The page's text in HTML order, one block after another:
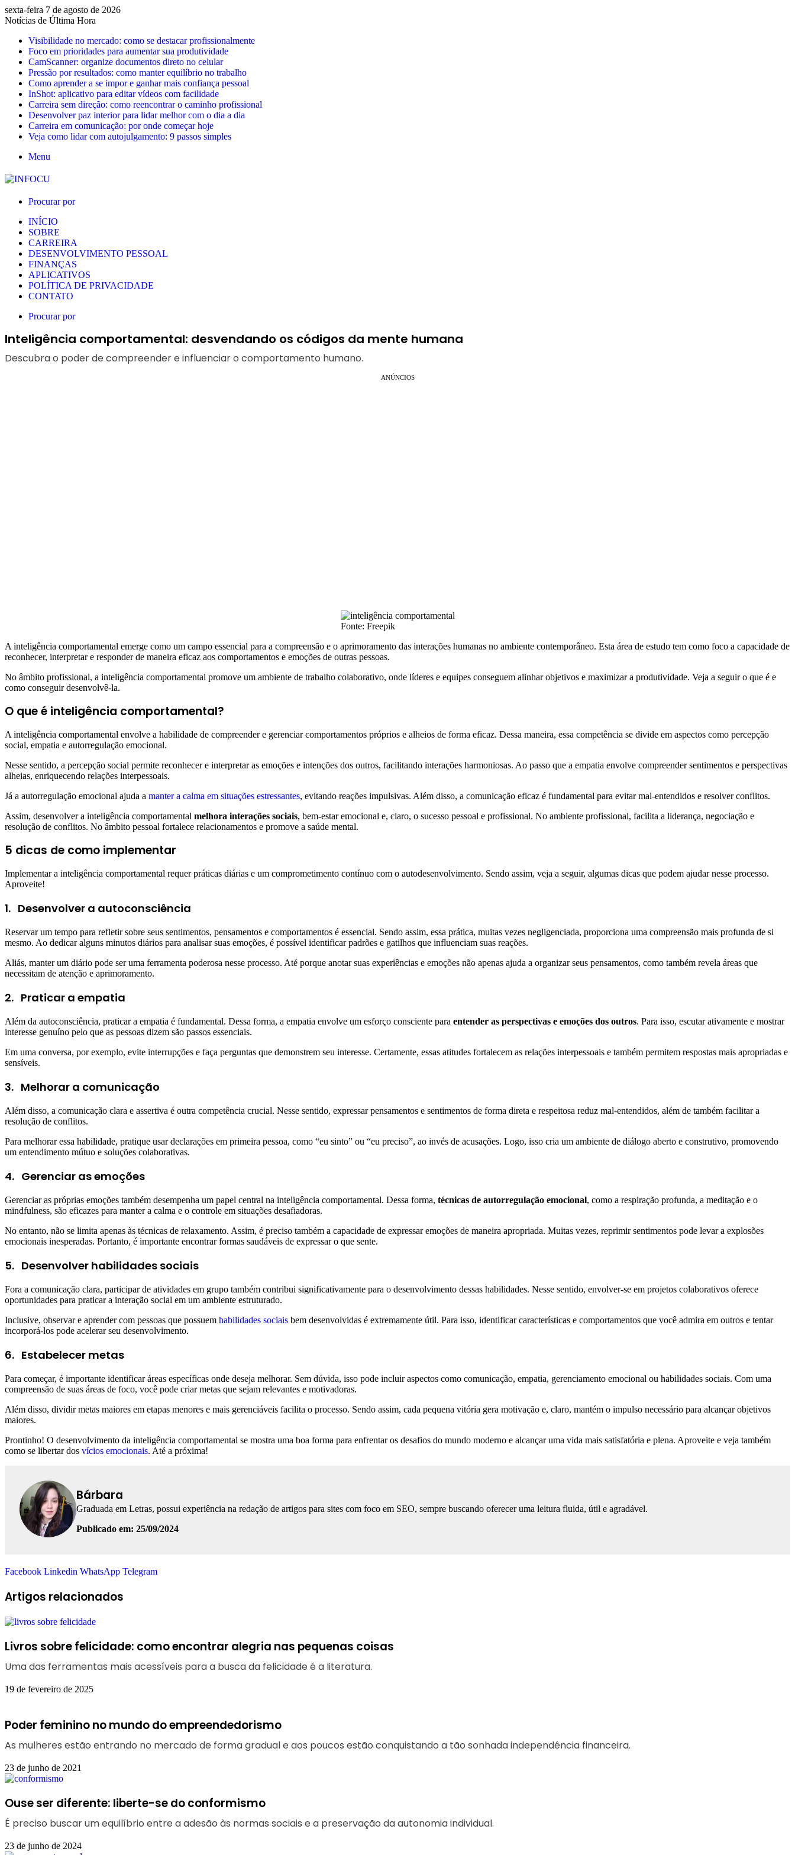
sexta-feira 7 de agosto de 2026
Notícias de Última Hora
Visibilidade no mercado: como se destacar profissionalmente
Foco em prioridades para aumentar sua produtividade
CamScanner: organize documentos direto no celular
Pressão por resultados: como manter equilíbrio no trabalho
Como aprender a se impor e ganhar mais confiança pessoal
InShot: aplicativo para editar vídeos com facilidade
Carreira sem direção: como reencontrar o caminho profissional
Desenvolver paz interior para lidar melhor com o dia a dia
Carreira em comunicação: por onde começar hoje
Veja como lidar com autojulgamento: 9 passos simples
Menu
Procurar por
INÍCIO
SOBRE
CARREIRA
DESENVOLVIMENTO PESSOAL
FINANÇAS
APLICATIVOS
POLÍTICA DE PRIVACIDADE
CONTATO
Procurar por
Inteligência comportamental: desvendando os códigos da mente humana
Descubra o poder de compreender e influenciar o comportamento humano.
ANÚNCIOS
Fonte: Freepik
A inteligência comportamental emerge como um campo essencial para a compreensão e o aprimoramento das interações humanas no ambiente contemporâneo. Esta área de estudo tem como foco a capacidade de
reconhecer, interpretar e responder de maneira eficaz aos comportamentos e emoções de outras pessoas.
No âmbito profissional, a inteligência comportamental promove um ambiente de trabalho colaborativo, onde líderes e equipes conseguem alinhar objetivos e maximizar a produtividade. Veja a seguir o que é e
como conseguir desenvolvê-la.
O que é inteligência comportamental?
A inteligência comportamental envolve a habilidade de compreender e gerenciar comportamentos próprios e alheios de forma eficaz. Dessa maneira, essa competência se divide em aspectos como percepção
social, empatia e autorregulação emocional.
Nesse sentido, a percepção social permite reconhecer e interpretar as emoções e intenções dos outros, facilitando interações harmoniosas. Ao passo que a empatia envolve compreender sentimentos e perspectivas
alheias, enriquecendo relações interpessoais.
Já a autorregulação emocional ajuda a manter a calma em situações estressantes, evitando reações impulsivas. Além disso, a comunicação eficaz é fundamental para evitar mal-entendidos e resolver conflitos.
Assim, desenvolver a inteligência comportamental melhora interações sociais, bem-estar emocional e, claro, o sucesso pessoal e profissional. No ambiente profissional, facilita a liderança, negociação e
resolução de conflitos. No âmbito pessoal fortalece relacionamentos e promove a saúde mental.
5 dicas de como implementar
Implementar a inteligência comportamental requer práticas diárias e um comprometimento contínuo com o autodesenvolvimento. Sendo assim, veja a seguir, algumas dicas que podem ajudar nesse processo.
Aproveite!
1. Desenvolver a autoconsciência
Reservar um tempo para refletir sobre seus sentimentos, pensamentos e comportamentos é essencial. Sendo assim, essa prática, muitas vezes negligenciada, proporciona uma compreensão mais profunda de si
mesmo. Ao dedicar alguns minutos diários para analisar suas emoções, é possível identificar padrões e gatilhos que influenciam suas reações.
Aliás, manter um diário pode ser uma ferramenta poderosa nesse processo. Até porque anotar suas experiências e emoções não apenas ajuda a organizar seus pensamentos, como também revela áreas que
necessitam de atenção e aprimoramento.
2. Praticar a empatia
Além da autoconsciência, praticar a empatia é fundamental. Dessa forma, a empatia envolve um esforço consciente para entender as perspectivas e emoções dos outros. Para isso, escutar ativamente e mostrar
interesse genuíno pelo que as pessoas dizem são passos essenciais.
Em uma conversa, por exemplo, evite interrupções e faça perguntas que demonstrem seu interesse. Certamente, essas atitudes fortalecem as relações interpessoais e também permitem respostas mais apropriadas e
sensíveis.
3. Melhorar a comunicação
Além disso, a comunicação clara e assertiva é outra competência crucial. Nesse sentido, expressar pensamentos e sentimentos de forma direta e respeitosa reduz mal-entendidos, além de também facilitar a
resolução de conflitos.
Para melhorar essa habilidade, pratique usar declarações em primeira pessoa, como “eu sinto” ou “eu preciso”, ao invés de acusações. Logo, isso cria um ambiente de diálogo aberto e construtivo, promovendo
um entendimento mútuo e soluções colaborativas.
4. Gerenciar as emoções
Gerenciar as próprias emoções também desempenha um papel central na inteligência comportamental. Dessa forma, técnicas de autorregulação emocional, como a respiração profunda, a meditação e o
mindfulness, são eficazes para manter a calma e o controle em situações desafiadoras.
No entanto, não se limita apenas às técnicas de relaxamento. Assim, é preciso também a capacidade de expressar emoções de maneira apropriada. Muitas vezes, reprimir sentimentos pode levar a explosões
emocionais inesperadas. Portanto, é importante encontrar formas saudáveis de expressar o que sente.
5. Desenvolver habilidades sociais
Fora a comunicação clara, participar de atividades em grupo também contribui significativamente para o desenvolvimento dessas habilidades. Nesse sentido, envolver-se em projetos colaborativos oferece
oportunidades para praticar a interação social em um ambiente estruturado.
Inclusive, observar e aprender com pessoas que possuem habilidades sociais bem desenvolvidas é extremamente útil. Para isso, identificar características e comportamentos que você admira em outros e tentar
incorporá-los pode acelerar seu desenvolvimento.
6. Estabelecer metas
Para começar, é importante identificar áreas específicas onde deseja melhorar. Sem dúvida, isso pode incluir aspectos como comunicação, empatia, gerenciamento emocional ou habilidades sociais. Com uma
compreensão de suas áreas de foco, você pode criar metas que sejam relevantes e motivadoras.
Além disso, dividir metas maiores em etapas menores e mais gerenciáveis facilita o processo. Sendo assim, cada pequena vitória gera motivação e, claro, mantém o impulso necessário para alcançar objetivos
maiores.
Prontinho! O desenvolvimento da inteligência comportamental se mostra uma boa forma para enfrentar os desafios do mundo moderno e alcançar uma vida mais satisfatória e plena. Aproveite e veja também
como se libertar dos vícios emocionais. Até a próxima!
Bárbara
Graduada em Letras, possui experiência na redação de artigos para sites com foco em SEO, sempre buscando oferecer uma leitura fluida, útil e agradável.
Publicado em: 25/09/2024
Facebook Linkedin WhatsApp Telegram
Artigos relacionados
Livros sobre felicidade: como encontrar alegria nas pequenas coisas
Uma das ferramentas mais acessíveis para a busca da felicidade é a literatura.
19 de fevereiro de 2025
Poder feminino no mundo do empreendedorismo
As mulheres estão entrando no mercado de forma gradual e aos poucos estão conquistando a tão sonhada independência financeira.
23 de junho de 2021
Ouse ser diferente: liberte-se do conformismo
É preciso buscar um equilíbrio entre a adesão às normas sociais e a preservação da autonomia individual.
23 de junho de 2024